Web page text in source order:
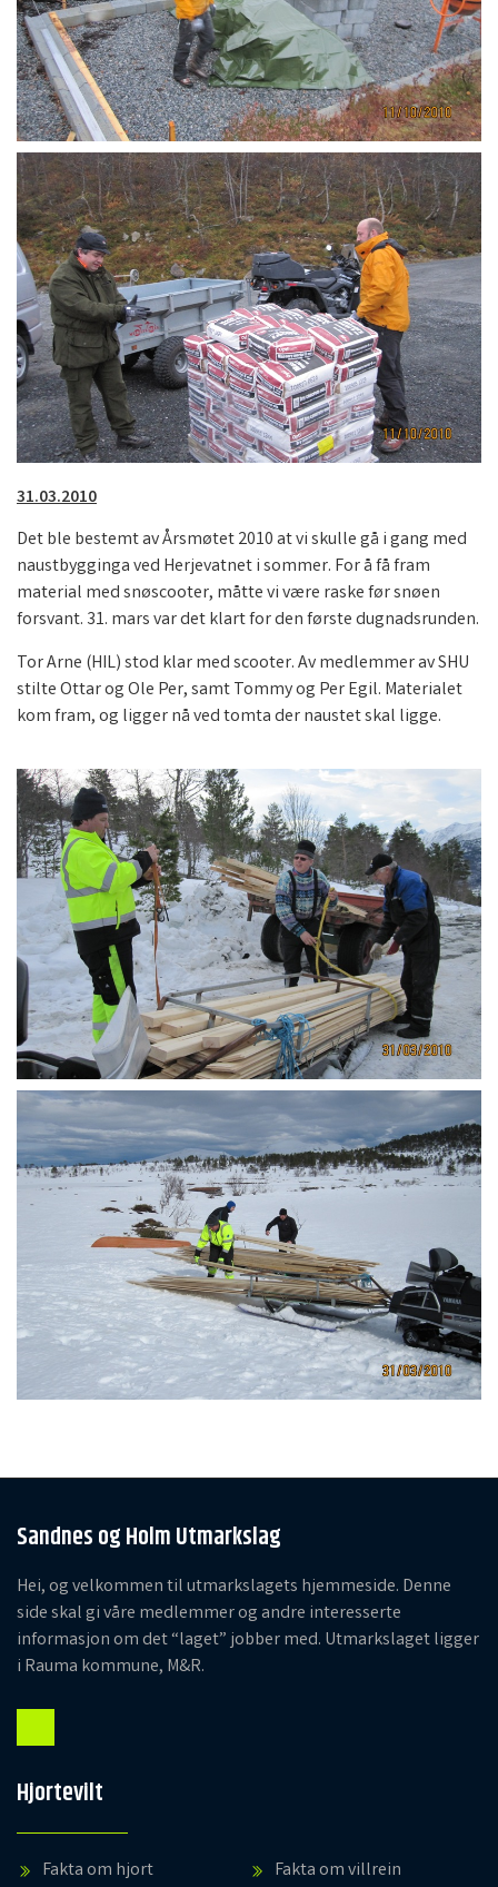
31.03.2010
Det ble bestemt av Årsmøtet 2010 at vi skulle gå i gang med
naustbygginga ved Herjevatnet i sommer. For å få fram
material med snøscooter, måtte vi være raske før snøen
forsvant. 31. mars var det klart for den første dugnadsrunden.
Tor Arne (HIL) stod klar med scooter. Av medlemmer av SHU
stilte Ottar og Ole Per, samt Tommy og Per Egil. Materialet
kom fram, og ligger nå ved tomta der naustet skal ligge.
Sandnes og Holm Utmarkslag
Hei, og velkommen til utmarkslagets hjemmeside. Denne
side skal gi våre medlemmer og andre interesserte
informasjon om det “laget” jobber med. Utmarkslaget ligger
i Rauma kommune, M&R.
Hjortevilt
Fakta om hjort Fakta om villrein